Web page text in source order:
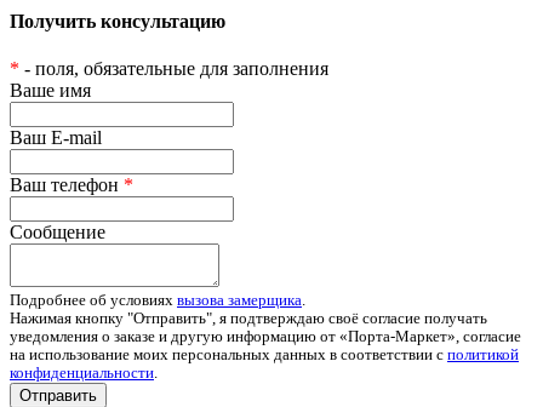
Получить консультацию
* - поля, обязательные для заполнения
Ваше имя
Ваш E-mail
Ваш телефон *
Сообщение
Подробнее об условиях вызова замерщика.
Нажимая кнопку "Отправить", я подтверждаю своё согласие получать
уведомления о заказе и другую информацию от «Порта-Маркет», согласие
на использование моих персональных данных в соответствии с политикой
конфиденциальности.
Отправить